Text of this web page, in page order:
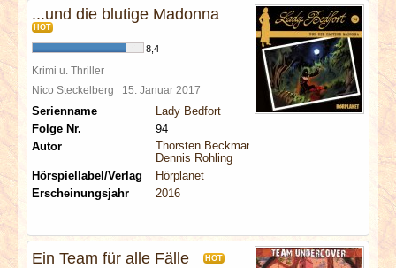
...und die blutige Madonna
HOT
8,4
Krimi u. Thriller
Nico Steckelberg 15. Januar 2017
Serienname
Lady Bedfort
Folge Nr.
94
Autor
Thorsten Beckmann
Dennis Rohling
Hörspiellabel/Verlag
Hörplanet
Erscheinungsjahr
2016
Ein Team für alle Fälle HOT